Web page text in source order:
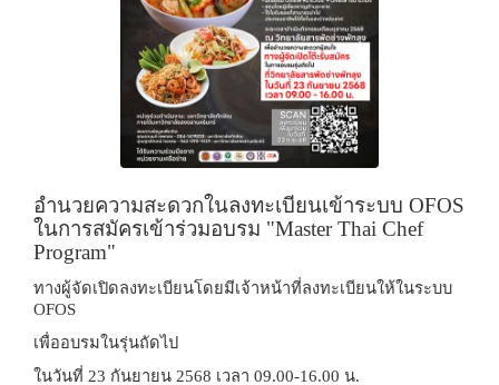
อำนวยความสะดวกในลงทะเบียนเข้าระบบ OFOS
ในการสมัครเข้าร่วมอบรม "Master Thai Chef
Program"
ทางผู้จัดเปิดลงทะเบียนโดยมีเจ้าหน้าที่ลงทะเบียนให้ในระบบ
OFOS
เพื่ออบรมในรุ่นถัดไป
ในวันที่ 23 กันยายน 2568 เวลา 09.00-16.00 น.